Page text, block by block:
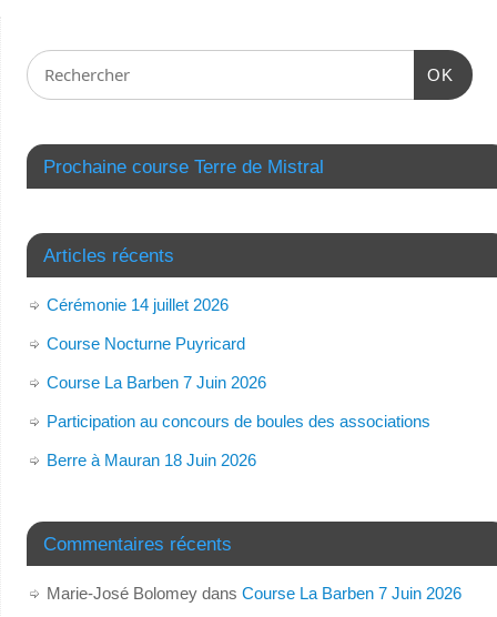
OK
Prochaine course Terre de Mistral
Articles récents
Cérémonie 14 juillet 2026
Course Nocturne Puyricard
Course La Barben 7 Juin 2026
Participation au concours de boules des associations
Berre à Mauran 18 Juin 2026
Commentaires récents
Marie-José Bolomeydans Course La Barben 7 Juin 2026